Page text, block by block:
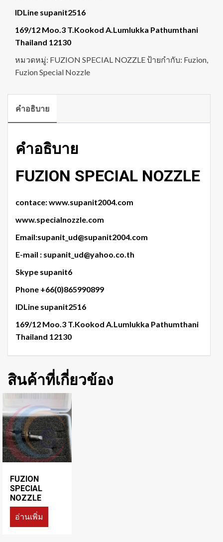
IDLine supanit2516
169/12 Moo.3 T.Kookod A.Lumlukka Pathumthani
Thailand 12130
หมวดหมู่: FUZION SPECIAL NOZZLEป้ายกำกับ: Fuzion,
Fuzion Special Nozzle
คำอธิบาย
คำอธิบาย
FUZION SPECIAL NOZZLE
contace: www.supanit2004.com
www.specialnozzle.com
Email:supanit_ud@supanit2004.com
E-mail : supanit_ud@yahoo.co.th
Skype supanit6
Phone +66(0)865990899
IDLine supanit2516
169/12 Moo.3 T.Kookod A.Lumlukka Pathumthani
Thailand 12130
สินค้าที่เกี่ยวข้อง
FUZION
SPECIAL
NOZZLE
อ่านเพิ่ม